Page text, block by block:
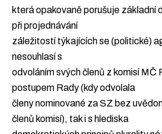
Přidejte se
která opakovaně porušuje základní
při projednávání
záležitostí týkajících se (politické)
nesouhlasí s
odvoláním svých členů z komisí MČ
postupem Rady (kdy odvolala
členy nominované za SZ bez
členů komisí), tak i s hlediska